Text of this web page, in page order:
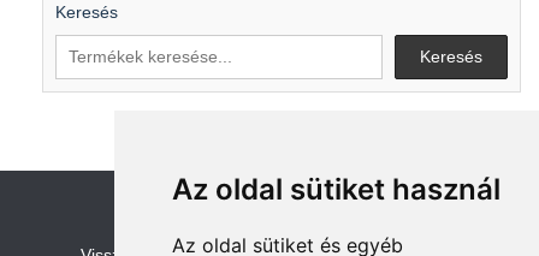
Az oldal sütiket használ
Az oldal sütiket és egyéb
Keresés
Keresés